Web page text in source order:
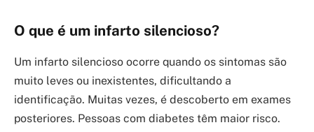
O que é um infarto silencioso?
Um infarto silencioso ocorre quando os sintomas são
muito leves ou inexistentes, dificultando a
identificação. Muitas vezes, é descoberto em exames
posteriores. Pessoas com diabetes têm maior risco.